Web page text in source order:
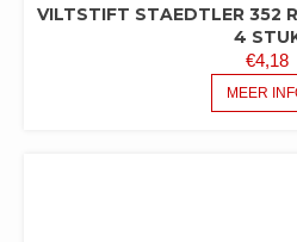
VILTSTIFT STAEDTLER 352
4
€4,18
MEER